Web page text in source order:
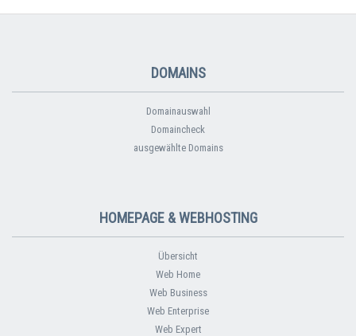
DOMAINS
Domainauswahl
Domaincheck
ausgewählte Domains
HOMEPAGE & WEBHOSTING
Übersicht
Web Home
Web Business
Web Enterprise
Web Expert